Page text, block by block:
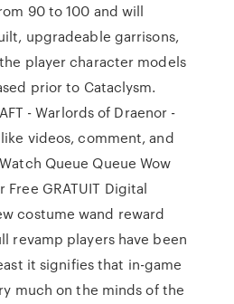
90 to 100 and will
upgradeable garrisons,
player character models
prior to Cataclysm.
- Warlords of Draenor -
videos, comment, and
Queue Queue Wow
Free GRATUIT Digital
costume wand reward
revamp players have been
it signifies that in-game
much on the minds of the